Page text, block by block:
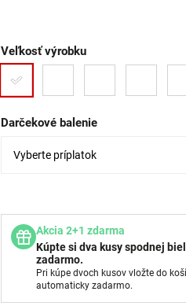
Veľkosť výrobku
Darčekové balenie
Akcia 2+1 zdarma
Kúpte si dva kusy spodnej
zadarmo.
Pri kúpe dvoch kusov vložte do
automaticky zadarmo.